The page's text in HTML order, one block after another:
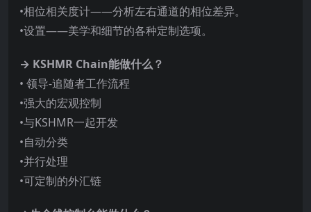
•相位相关度计——分析左右通道的相位差异。
•设置——美学和细节的各种定制选项。
→ KSHMR Chain能做什么？
• 领导-追随者工作流程
•强大的宏观控制
•与KSHMR一起开发
•自动分类
•并行处理
•可定制的外汇链